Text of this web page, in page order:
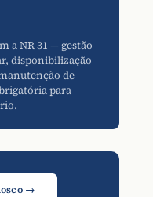
a NR 31 — gestão
disponibilização
de
para
→